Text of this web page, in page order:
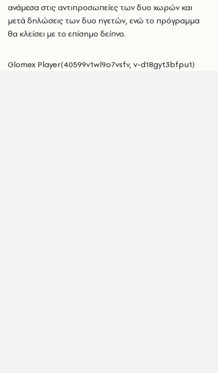
ανάμεσα στις αντιπροσωπείες των δυο χωρών και
μετά δηλώσεις των δυο ηγετών, ενώ το πρόγραμμα
θα κλείσει με το επίσημο δείπνο.
Glomex Player(40599v1wl9o7vsfv, v-d18gyt3bfpu1)